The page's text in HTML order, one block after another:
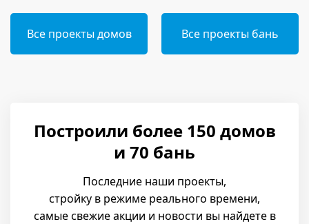
Все проекты домов Все проекты бань
Построили более 150 домов
и 70 бань
Последние наши проекты,
стройку в режиме реального времени,
самые свежие акции и новости вы найдете в